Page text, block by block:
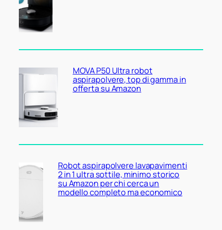
MOVA P50 Ultra robot
aspirapolvere, top di gamma in
offerta su Amazon
Robot aspirapolvere lavapavimenti
2 in 1 ultra sottile, minimo storico
su Amazon per chi cerca un
modello completo ma economico